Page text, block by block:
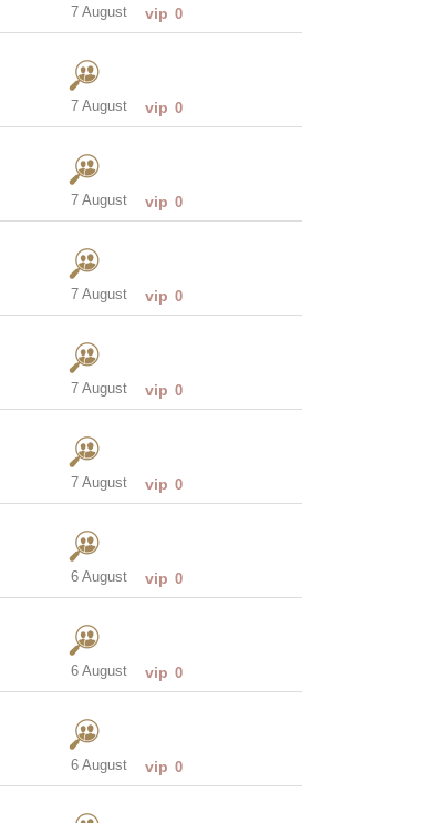
7 August vip 0
7 August vip 0
7 August vip 0
7 August vip 0
7 August vip 0
7 August vip 0
6 August vip 0
6 August vip 0
6 August vip 0